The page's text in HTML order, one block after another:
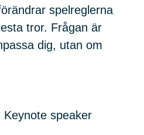
spelreglerna
tror. Frågan är
dig, utan om